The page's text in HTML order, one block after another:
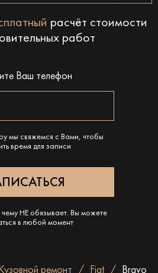
расчёт стоимости
работ
Ваш телефон
мы свяжемся с Вами, чтобы
время для записи
НЕ обязывает. Вы можете
в любой момент
Кузовной ремонт Fiat Bravo